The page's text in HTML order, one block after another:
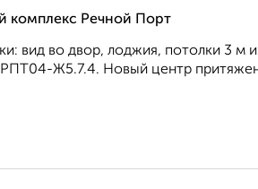
комплекс Речной Порт
вид во двор, лоджия, потолки 3 м
РПТ04-Ж5.7.4. Новый центр